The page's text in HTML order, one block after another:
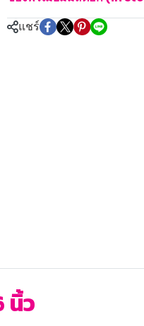
แชร์
นิ้ว